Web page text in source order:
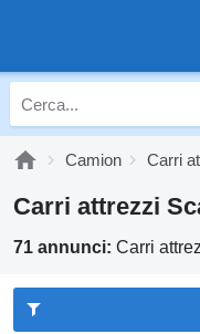
Camion Carri
Carri attrezzi
71 annunci: Carri